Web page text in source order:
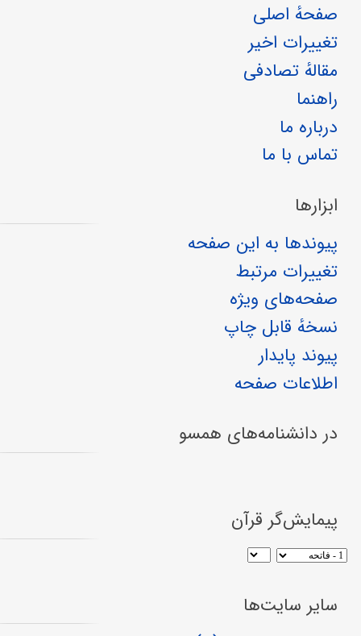
صفحهٔ اصلی
تغییرات اخیر
مقالهٔ تصادفی
راهنما
درباره ما
تماس با ما
ابزارها
پیوندها به این صفحه
تغییرات مرتبط
صفحه‌های ویژه
نسخهٔ قابل چاپ
پیوند پایدار
اطلاعات صفحه
در دانشنامه‌های همسو
پیمایش‌گر قرآن
سایر سایت‌ها